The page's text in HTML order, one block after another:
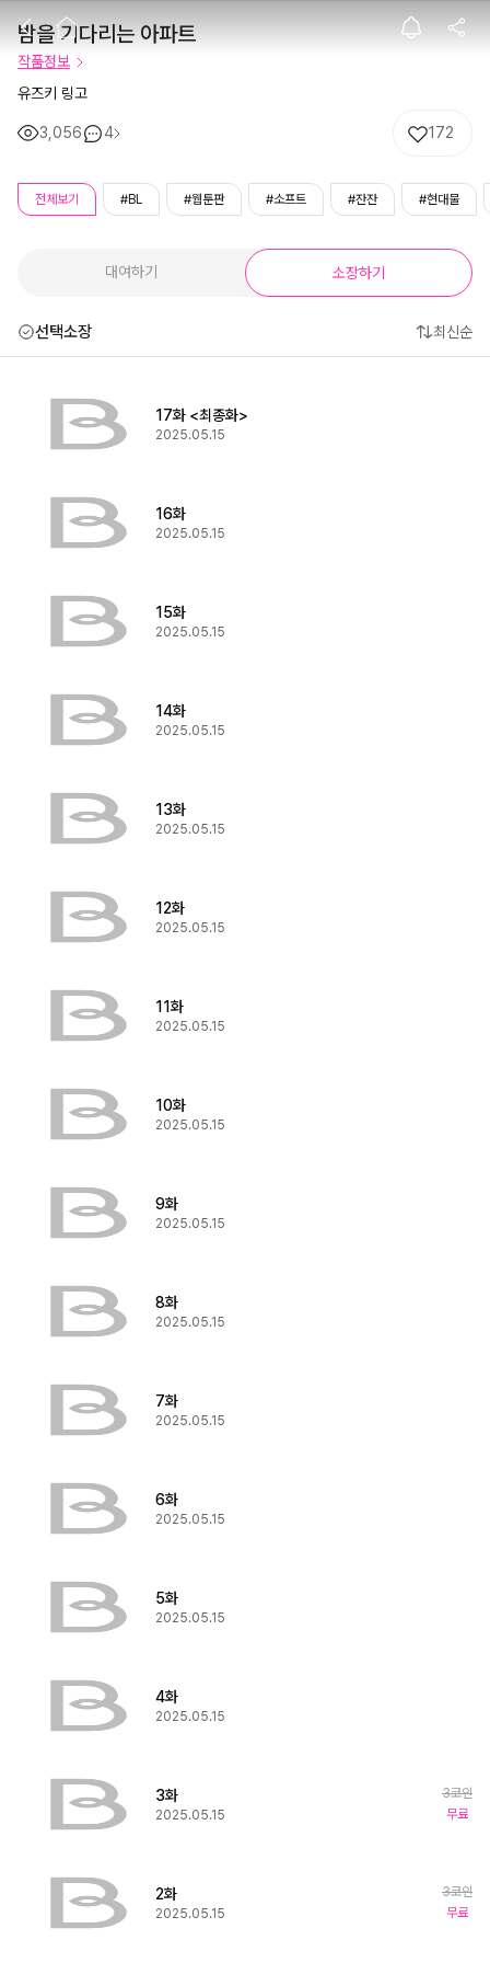
밤을 기다리는 아
밤을 기다리는 아파트
작품정보
유즈키 링고
3,056 4 172
전체보기 #BL #웹툰판 #소프트 #잔잔 #현대물
대여하기 소장하기
선택소장 최신순
17화 <최종화>
2025.05.15
16화
2025.05.15
15화
2025.05.15
14화
2025.05.15
13화
2025.05.15
12화
2025.05.15
11화
2025.05.15
10화
2025.05.15
9화
2025.05.15
8화
2025.05.15
7화
2025.05.15
6화
2025.05.15
5화
2025.05.15
4화
2025.05.15
3화
2025.05.15
3코인
무료
2화
2025.05.15
3코인
무료